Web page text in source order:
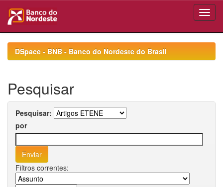
navigationDSpace - BNB - Banco do Nordeste do Brasil
Pesquisar
Pesquisar:
por
Filtros correntes: